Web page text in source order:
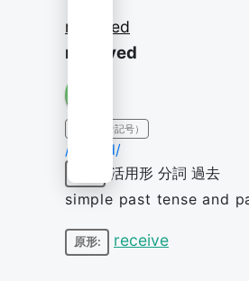
received
received
IPA（発音記号）
/ɹɪˈsiːvd/
活用形 分詞 過去
simple past tense and
原形: receive